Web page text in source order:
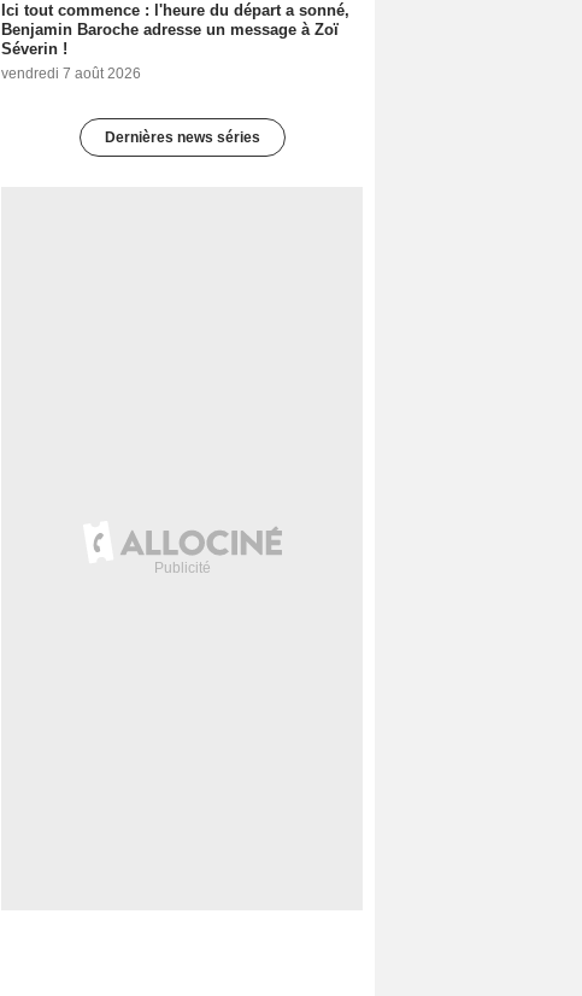
Ici tout commence : l'heure du départ a sonné,
Benjamin Baroche adresse un message à Zoï
Séverin !
vendredi 7 août 2026
Dernières news séries